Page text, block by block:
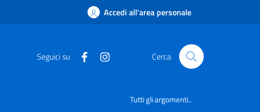
Accedi all'area personale
Seguici su Cerca
Tutti gli argomenti..